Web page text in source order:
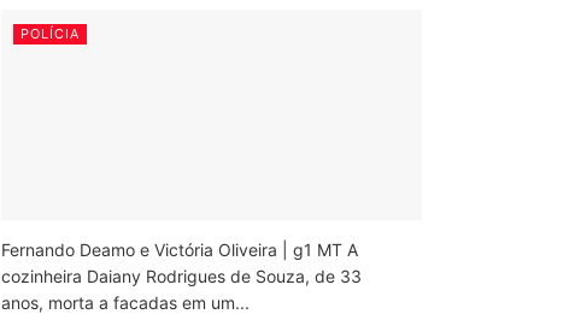
POLÍCIA
Fernando Deamo e Victória Oliveira | g1 MT A
cozinheira Daiany Rodrigues de Souza, de 33
anos, morta a facadas em um...